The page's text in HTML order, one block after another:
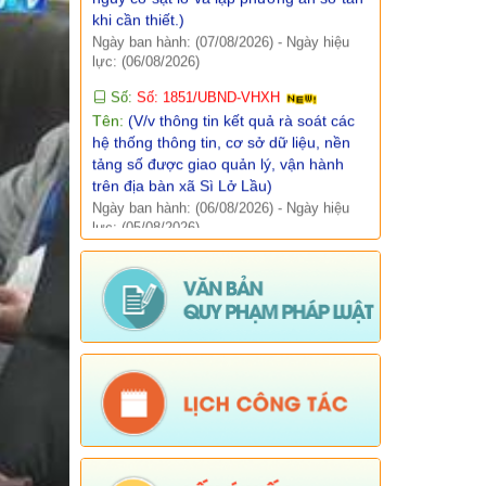
Báo cáo, số liệu thống kê
Lịch công tác
Kết quả chương trình, đề tài khoa học
lực: (06/08/2026)
Số:Số: 1851/UBND-VHXH
Tên:(V/v thông tin kết quả rà soát các
hệ thống thông tin, cơ sở dữ liệu, nền
tảng số được giao quản lý, vận hành
trên địa bàn xã Sì Lở Lầu)
Ngày ban hành: (06/08/2026)
Ngày hiệu
lực: (05/08/2026)
Số:Số: 511/QĐ-BBT
Tên:(QUYẾT ĐỊNH Về việc ban hành
Quy chế tổ chức và hoạt động của
Trang thông tin điện tử xã Sì Lở Lầu)
Ngày ban hành: (06/08/2026) -Ngày hiệu
lực: (05/08/2026)
Số:Số:1844 /KH-UBND
Tên:(KẾ HOẠCH Truyền thông hưởng
ứng Tuần lễ Thế giới Nuôi con bằng
sữa mẹ năm 2026)
Ngày ban hành: (05/08/2026) -Ngày hiệu
lực: (05/08/2026)